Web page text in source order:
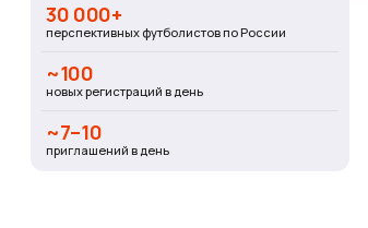
30 000+
перспективных футболистов по России
~100
новых регистраций в день
~7–10
приглашений в день